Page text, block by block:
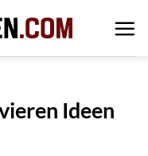
Ideen